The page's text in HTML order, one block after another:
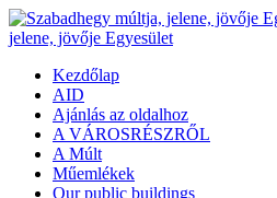
jelene, jövője Egyesület
Kezdőlap
AID
Ajánlás az oldalhoz
A VÁROSRÉSZRŐL
A Múlt
Műemlékek
Our public buildings